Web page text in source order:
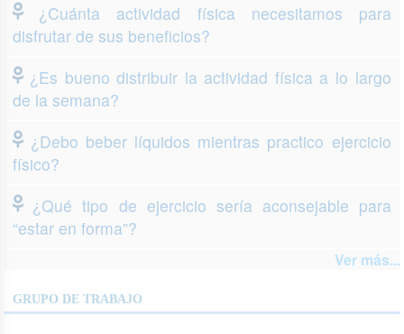
¿Cuánta actividad física necesitamos para
disfrutar de sus beneficios?
¿Es bueno distribuir la actividad física a lo largo
de la semana?
¿Debo beber líquidos mientras practico ejercicio
físico?
¿Qué tipo de ejercicio sería aconsejable para
“estar en forma”?
Ver más...
GRUPO DE TRABAJO